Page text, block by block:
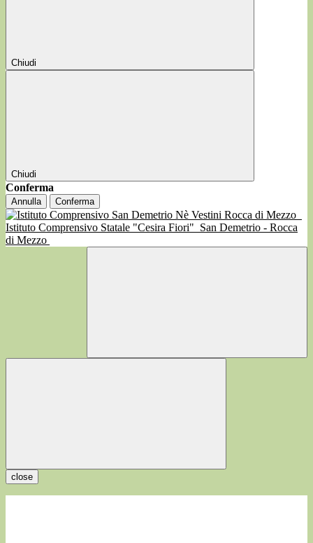
Chiudi
Chiudi
Conferma
Annulla Conferma
Istituto Comprensivo Statale "Cesira Fiori" San Demetrio - Rocca
di Mezzo
close